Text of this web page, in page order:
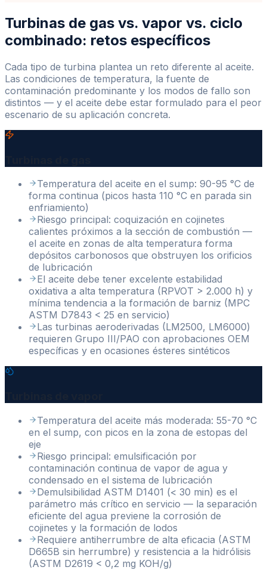
Turbinas de gas vs. vapor vs. ciclo
combinado: retos específicos
Cada tipo de turbina plantea un reto diferente al aceite.
Las condiciones de temperatura, la fuente de
contaminación predominante y los modos de fallo son
distintos — y el aceite debe estar formulado para el peor
escenario de su aplicación concreta.
Temperatura del aceite en el sump: 90-95 °C de
forma continua (picos hasta 110 °C en parada sin
enfriamiento)
Riesgo principal: coquización en cojinetes
calientes próximos a la sección de combustión —
el aceite en zonas de alta temperatura forma
depósitos carbonosos que obstruyen los orificios
de lubricación
El aceite debe tener excelente estabilidad
oxidativa a alta temperatura (RPVOT > 2.000 h) y
mínima tendencia a la formación de barniz (MPC
ASTM D7843 < 25 en servicio)
Las turbinas aeroderivadas (LM2500, LM6000)
requieren Grupo III/PAO con aprobaciones OEM
específicas y en ocasiones ésteres sintéticos
Temperatura del aceite más moderada: 55-70 °C
en el sump, con picos en la zona de estopas del
eje
Riesgo principal: emulsificación por
contaminación continua de vapor de agua y
condensado en el sistema de lubricación
Demulsibilidad ASTM D1401 (< 30 min) es el
parámetro más crítico en servicio — la separación
eficiente del agua previene la corrosión de
cojinetes y la formación de lodos
Requiere antiherrumbre de alta eficacia (ASTM
D665B sin herrumbre) y resistencia a la hidrólisis
(ASTM D2619 < 0,2 mg KOH/g)